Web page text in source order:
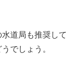
道局も推奨して
でしょう。